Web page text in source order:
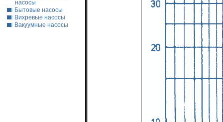
насосы
Бытовые насосы
Вихревые насосы
Вакуумные насосы